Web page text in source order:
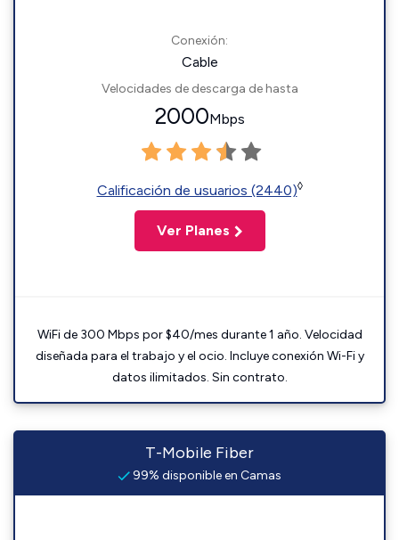
Conexión:
Cable
Velocidades de descarga de hasta
2000Mbps
Calificación de usuarios (2440)◊
Ver Planes
WiFi de 300 Mbps por $40/mes durante 1 año. Velocidad
diseñada para el trabajo y el ocio. Incluye conexión Wi-Fi y
datos ilimitados. Sin contrato.
T-Mobile Fiber
99% disponible en Camas